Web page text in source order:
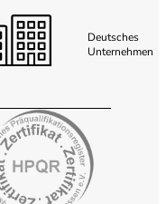
Deutsches
Unternehmen